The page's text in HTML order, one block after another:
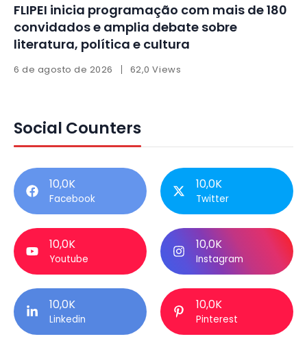
FLIPEI inicia programação com mais de 180
convidados e amplia debate sobre
literatura, política e cultura
6 de agosto de 2026 62,0 Views
Social Counters
10,0K
Facebook
10,0K
Twitter
10,0K
Youtube
10,0K
Instagram
10,0K
Linkedin
10,0K
Pinterest